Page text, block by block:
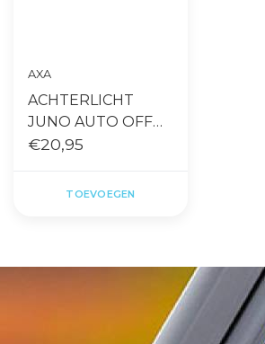
AXA
ACHTERLICHT
JUNO AUTO OFF
BATTERIJ 80MM
€20,95
TOEVOEGEN